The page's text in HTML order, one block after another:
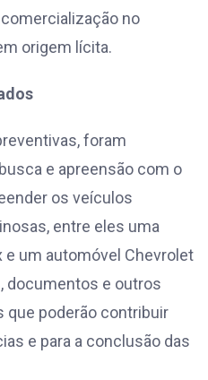
no
origem lícita.
foram
e apreensão com o
os veículos
entre eles uma
um automóvel Chevrolet
documentos e outros
poderão contribuir
e para a conclusão das